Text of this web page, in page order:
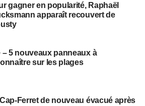
gagner en popularité, Raphaël
apparaît recouvert de
– 5 nouveaux panneaux à
sur les plages
Ferret de nouveau évacué après